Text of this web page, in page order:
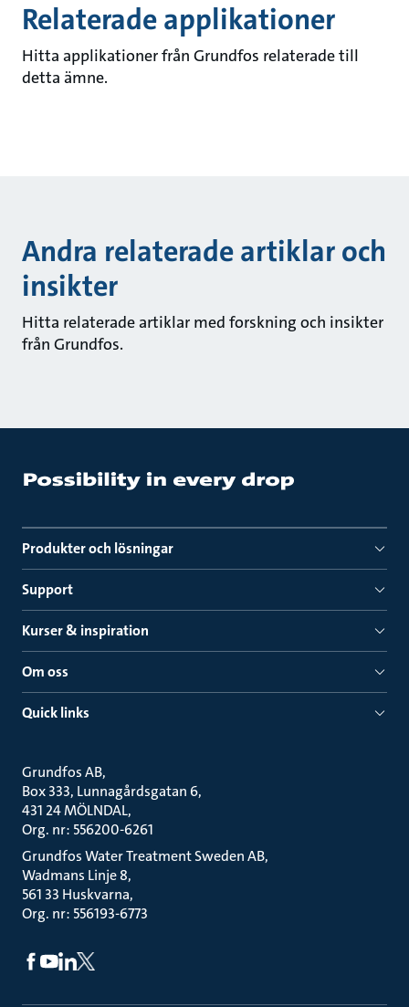
Relaterade applikationer
Hitta applikationer från Grundfos relaterade till
detta ämne.
Andra relaterade artiklar och
insikter
Hitta relaterade artiklar med forskning och insikter
från Grundfos.
Produkter och lösningar
Support
Kurser & inspiration
Om oss
Quick links
Grundfos AB
Box 333, Lunnagårdsgatan 6
431 24 MÖLNDAL
Org. nr: 556200-6261
Grundfos Water Treatment Sweden AB
Wadmans Linje 8
561 33 Huskvarna
Org. nr: 556193-6773